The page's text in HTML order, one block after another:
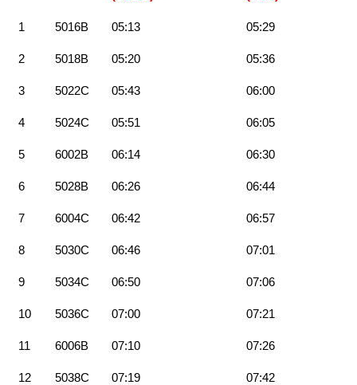
1 5016B 05:13 05:29
2 5018B 05:20 05:36
3 5022C 05:43 06:00
4 5024C 05:51 06:05
5 6002B 06:14 06:30
6 5028B 06:26 06:44
7 6004C 06:42 06:57
8 5030C 06:46 07:01
9 5034C 06:50 07:06
10 5036C 07:00 07:21
11 6006B 07:10 07:26
12 5038C 07:19 07:42